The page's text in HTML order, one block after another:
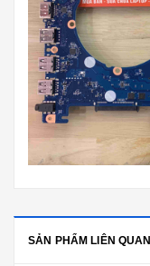
SẢN PHẨM LIÊN QUAN